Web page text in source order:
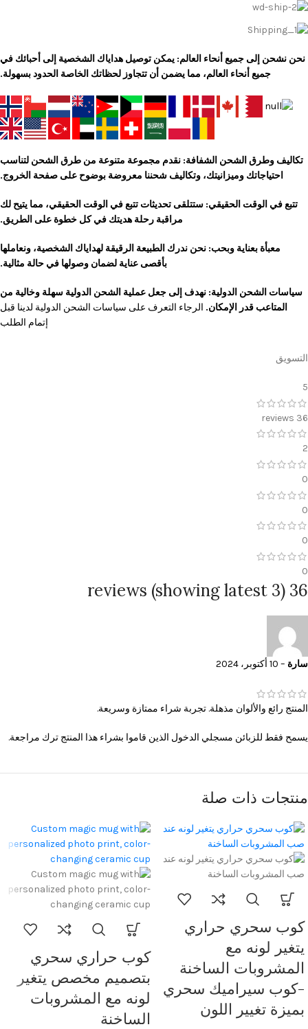
نحن نشحن إلى جميع أنحاء العالم: يمكن توصيل هداياك الشخصية إلى أحبائك في
جميع أنحاء العالم، مما يضمن أن تتجاوز لحظاتك الخاصة الحدود بسهولة.
تكاليف وطرق الشحن الشفافة: نقدم مجموعة متنوعة من طرق الشحن لتناسب
احتياجاتك وميزانيتك، وتكاليف شحننا معروضة بوضوح على صفحة الخروج.
تتبع في الوقت الحقيقي: ستتلقى تحديثات تتبع في الوقت الحقيقي، مما يتيح لك
مراقبة رحلة هديتك في كل خطوة على الطريق.
معبأة بعناية وبحب: نحن ندرك الطبيعة الرقيقة لهداياك الشخصية، ونعاملها
بأقصى عناية لضمان وصولها في حالة مثالية.
سياسات الشحن الدولية: نهدف إلى جعل عملية الشحن الدولية سهلة وخالية من
المتاعب قدر الإمكان. الرجاء التعرف على سياسات الشحن الدولية لدينا قبل
إتمام الطلب
التسويق
5
36 reviews
2
0
0
0
0
36 reviews (showing latest 3)
سارة – 10 أكتوبر، 2024
المنتج رائع والألوان مذهلة. تجربة شراء ممتازة وسريعة.
يسمح فقط للزبائن مسجلي الدخول الذين قاموا بشراء هذا المنتج ترك مراجعة.
منتجات ذات صلة
كوب سحري حراري
يتغير لونه مع
المشروبات الساخنة
-كوب سيراميك سحري
بميزة تغيير اللون
كوب حراري سحري
بتصميم مخصص يتغير
لونه مع المشروبات
الساخنة